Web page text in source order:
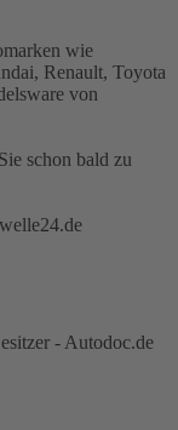
wie
Renault, Toyota
von
schon bald zu
- Autodoc.de